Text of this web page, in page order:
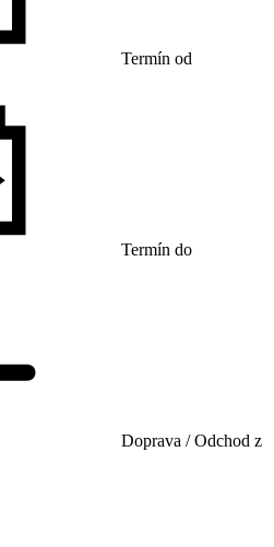
Termín od
Termín do
Doprava / Odchod z